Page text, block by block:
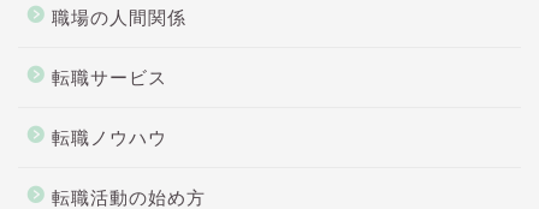
職場の人間関係
転職サービス
転職ノウハウ
転職活動の始め方